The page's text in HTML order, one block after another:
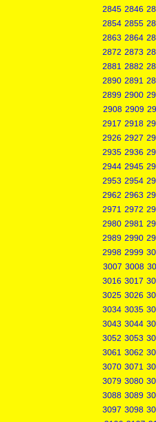
2845 2846
2854 2855
2863 2864
2872 2873
2881 2882
2890 2891
2899 2900
2908 2909
2917 2918
2926 2927
2935 2936
2944 2945
2953 2954
2962 2963
2971 2972
2980 2981
2989 2990
2998 2999
3007 3008
3016 3017
3025 3026
3034 3035
3043 3044
3052 3053
3061 3062
3070 3071
3079 3080
3088 3089
3097 3098